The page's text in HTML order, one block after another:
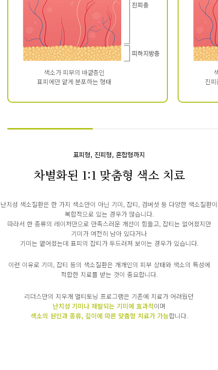
색소가 피부의 바깥층인
표피에만 얕게 분포하는 형태
진
표피형, 진피형, 혼합형까지
차별화된 1:1 맞춤형 색소 치료
난치성 색소질환은 한 가지 색소만이 아닌 기미, 잡티, 검버섯 등 다양한 색소질환이
복합적으로 있는 경우가 많습니다.
따라서 한 종류의 레이저만으로 만족스러운 개선이 힘들고, 잡티는 없어졌지만
기미가 여전히 남아 있다거나
기미는 옅어졌는데 표피의 잡티가 두드러져 보이는 경우가 있습니다.
이런 이유로 기미, 잡티 등의 색소질환은 개개인의 피부 상태와 색소의 특성에
적합한 치료를 받는 것이 중요합니다.
리더스만의 지우개 멀티토닝 프로그램은 기존에 치료가 어려웠던
난치성 기미나 재발되는 기미에 효과적이며
색소의 원인과 종류, 깊이에 따른 맞춤형 치료가 가능합니다.